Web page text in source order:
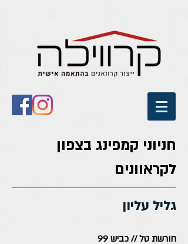
חניוני קמפינג בצפון
לקראוונים
גליל עליון
חורשת טל // כביש 99